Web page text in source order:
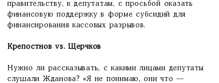
правительству, к депутатам, с просьбой оказать
финансовую поддержку в форме субсидий для
финансирования кассовых разрывов.
Крепостнов vs. Щерчков
Нужно ли рассказывать, с какими лицами депутаты
слушали Жданова? «Я не понимаю, они что —